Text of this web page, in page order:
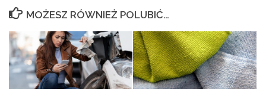
MOŻESZ RÓWNIEŻ POLUBIĆ…